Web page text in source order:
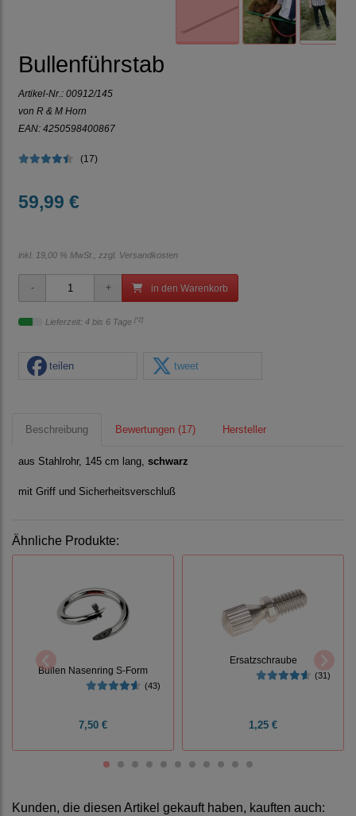
Bullenführstab
Artikel-Nr.: 00912/145
von R & M Horn
EAN: 4250598400867
(17)
59,99 €
inkl. 19,00 % MwSt., zzgl. Versandkosten
in den Warenkorb
Lieferzeit: 4 bis 6 Tage [*2]
teilen tweet
Beschreibung Bewertungen (17) Hersteller
aus Stahlrohr, 145 cm lang, schwarz
mit Griff und Sicherheitsverschluß
Ähnliche Produkte:
Bullen Nasenring S-Form
(43)
7,50 €
Ersatzschraube
(31)
1,25 €
Kunden, die diesen Artikel gekauft haben, kauften auch: